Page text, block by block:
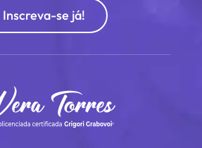
Inscreva-se já!